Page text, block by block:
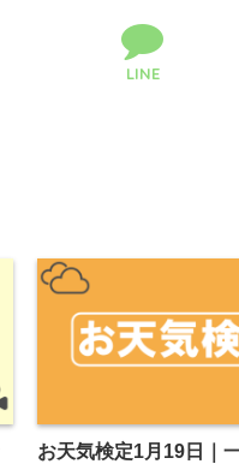
LINE
お天気検定1月19日｜